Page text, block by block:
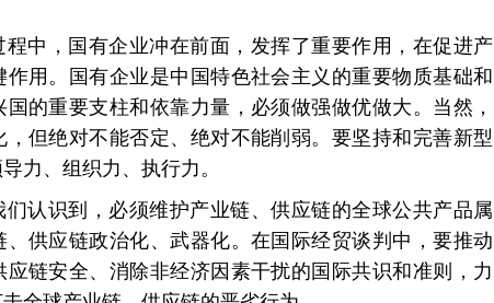
程中，国有企业冲在前面，发挥了重要作用，在促进产
用。国有企业是中国特色社会主义的重要物质基础和
的重要支柱和依靠力量，必须做强做优做大。当然，
，但绝对不能否定、绝对不能削弱。要坚持和完善新型
力、组织力、执行力。
认识到，必须维护产业链、供应链的全球公共产品属
供应链政治化、武器化。在国际经贸谈判中，要推动
链安全、消除非经济因素干扰的国际共识和准则，力